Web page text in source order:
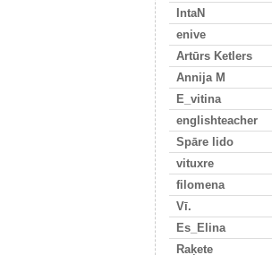
IntaN
enive
Artūrs Ketlers
Annija M
E_vitina
englishteacher
Spāre lido
vituxre
filomena
Vī.
Es_Elina
Raķete